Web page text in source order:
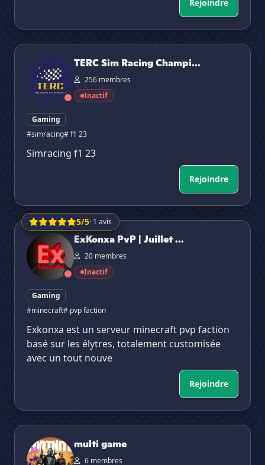
Rejoindre
TERC Sim Racing Championship
TERC Sim Racing Champi...
256 membres
Inactif
Gaming
#simracing# f1 23
Simracing f1 23
Rejoindre
5/5· 1 avis
ExKonxa PvP | Juillet 2026
ExKonxa PvP | Juillet ...
20 membres
Inactif
Gaming
#minecraft# pvp faction
Exkonxa est un serveur minecraft pvp faction
basé sur les élytres, totalement customisée
avec un tout nouve
Rejoindre
multi game
multi game
6 membres